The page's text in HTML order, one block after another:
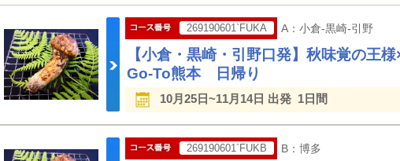
269190601`FUKA A：小倉-黒崎-引野
【小倉・黒崎・引野口発】秋味覚の王
Go-To熊本 日帰り
10月25日~11月14日 出発 1日間
269190601`FUKB B：博多